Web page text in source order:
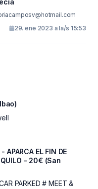
29. ene 2023 a la/s 15:53
APARCA EL FIN DE
- 20€ (San
PARKED # MEET &